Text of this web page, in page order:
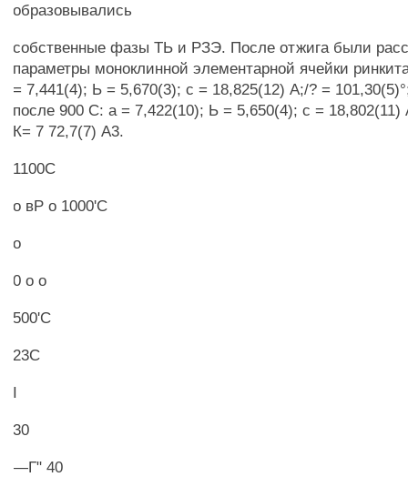
образовывались
собственные фазы ТЬ и РЗЭ. После отжига были
параметры моноклинной элементарной ячейки
= 7,441(4); Ь = 5,670(3); с = 18,825(12) А;/? =
после 900 С: а = 7,422(10); Ь = 5,650(4); с = 18,802(11)
К= 7 72,7(7) А3.
1100С
о вР о 1000'С
о
0 о о
500'С
23С
I
30
—Г" 40